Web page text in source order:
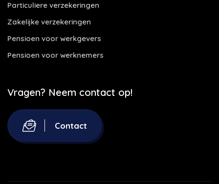
Particuliere verzekeringen
Zakelijke verzekeringen
Pensioen voor werkgevers
Pensioen voor werknemers
Vragen? Neem contact op!
Contact